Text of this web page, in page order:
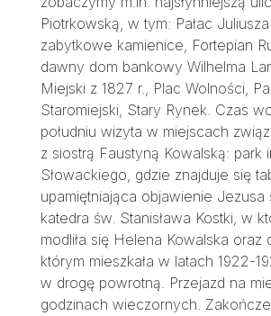
Piotrkowską, w tym: Pałac
zabytkowe kamienice, Fortepian
dawny dom bankowy Wilhelma
Miejski z 1827 r., Plac Wolności,
Staromiejski, Stary Rynek. Czas
południu wizyta w miejscach
z siostrą Faustyną Kowalską: park
Słowackiego, gdzie znajduje się
upamiętniająca objawienie Jezusa
katedra św. Stanisława Kostki, w
modliła się Helena Kowalska oraz
którym mieszkała w latach 1922-
w drogę powrotną. Przejazd na
godzinach wieczornych.